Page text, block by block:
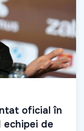
oficial în
echipei de